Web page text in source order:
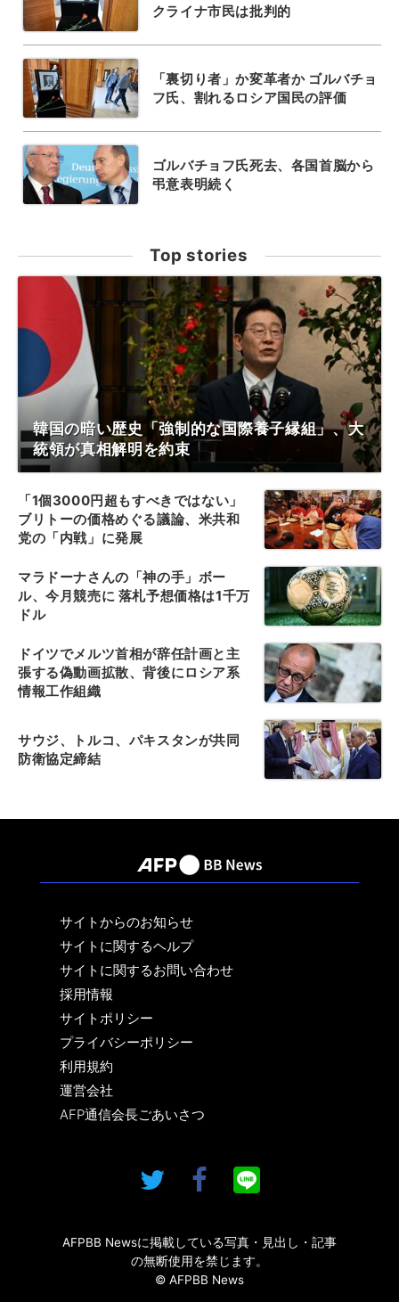
クライナ市民は批判的
「裏切り者」か変革者か ゴルバチョ
フ氏、割れるロシア国民の評価
ゴルバチョフ氏死去、各国首脳から
弔意表明続く
Top stories
韓国の暗い歴史「強制的な国際養子縁組」、大
統領が真相解明を約束
「1個3000円超もすべきではない」
ブリトーの価格めぐる議論、米共和
党の「内戦」に発展
マラドーナさんの「神の手」ボー
ル、今月競売に 落札予想価格は1千万
ドル
ドイツでメルツ首相が辞任計画と主
張する偽動画拡散、背後にロシア系
情報工作組織
サウジ、トルコ、パキスタンが共同
防衛協定締結
サイトからのお知らせ
サイトに関するヘルプ
サイトに関するお問い合わせ
採用情報
サイトポリシー
プライバシーポリシー
利用規約
運営会社
AFP通信会長ごあいさつ
AFPBB Newsに掲載している写真・見出し・記事
の無断使用を禁じます。
© AFPBB News